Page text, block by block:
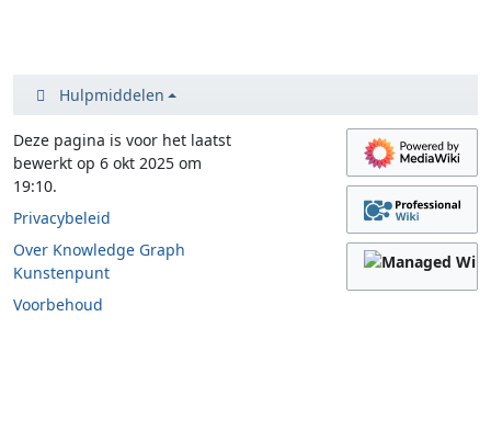
Hulpmiddelen
Deze pagina is voor het laatst
bewerkt op 6 okt 2025 om
19:10.
Privacybeleid
Over Knowledge Graph
Kunstenpunt
Voorbehoud